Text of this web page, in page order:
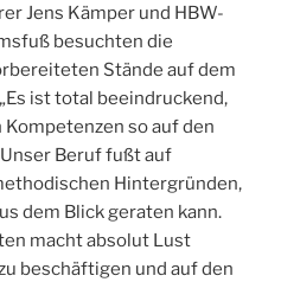
Jens Kämper und HBW-
besuchten die
Stände auf dem
ist total beeindruckend,
so auf den
Beruf fußt auf
Hintergründen,
dem Blick geraten kann.
macht absolut Lust
beschäftigen und auf den